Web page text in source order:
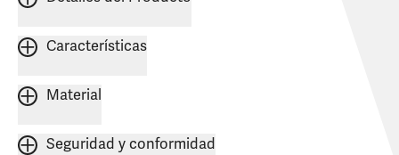
Características
Material
Seguridad y conformidad